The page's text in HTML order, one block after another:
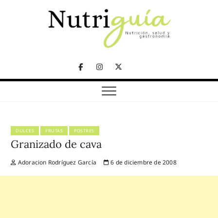
FacebookInstagram
Twitter
Telegram
Nutriguía (Desde
2002)
DULCES FRUTAS POSTRES
Granizado de cava
Adoracion Rodríguez García 6 de diciembre de 2008